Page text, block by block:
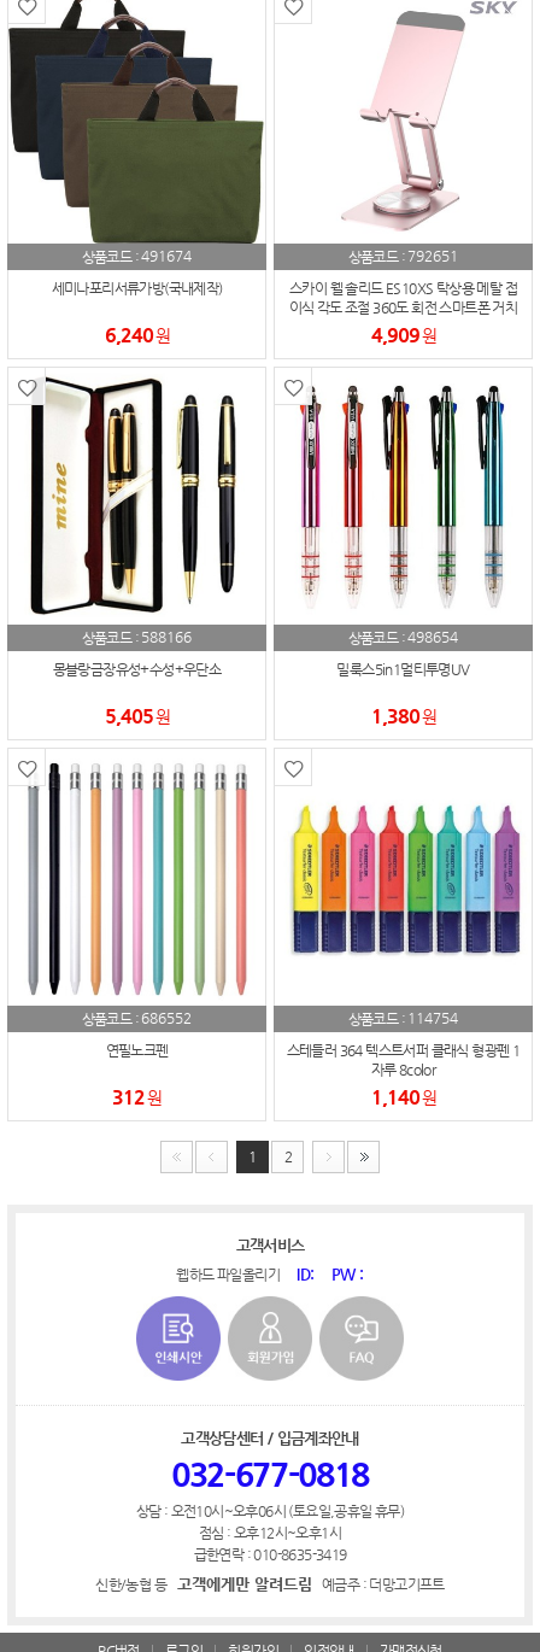
상품코드 :491674
세미나포리서류가방(국내제작)
6,240원
상품코드 : 792651
스카이 웰 솔리드 ES10XS 탁상용 메탈 접
이식 각도 조절 360도 회전 스마트폰 거치
대
4,909원
상품코드 : 588166
몽블랑금장유성+수성+우단소
5,405원
상품코드 :498654
밀룩스5in1멀티투명UV
1,380원
상품코드 : 686552
연필노크펜
312원
상품코드 : 114754
스테들러 364 텍스트서퍼 클래식 형광펜 1
자루 8color
1,140원
1 2
고객서비스
웹하드 파일올리기 ID: PW :
고객상담센터 / 입금계좌안내
032-677-0818
상담 : 오전10시~오후06시 (토요일,공휴일 휴무)
점심 : 오후12시~오후1시
급한연락 : 010-8635-3419
신한/농협 등 고객에게만 알려드림 예금주 : 더망고기프트